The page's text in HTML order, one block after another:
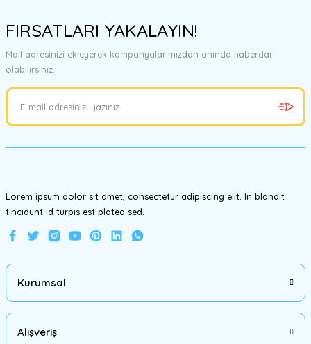
tarafımıza iletebilirsiniz.
Görüş ve önerileriniz için teşekkür ederiz.
Ürün resmi kalitesiz, bozuk veya görüntülenemiyor.
Ürün bilgilerinde hatalar bulunuyor.
FIRSATLARI YAKALAYIN!
Mail adresinizi ekleyerek kampanyalarımızdan anında haberdar
olabilirsiniz.
Lorem ipsum dolor sit amet, consectetur adipiscing elit. In blandit
tincidunt id turpis est platea sed.
Kurumsal
Alışveriş